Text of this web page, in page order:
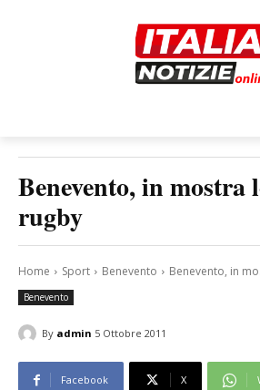
Benevento, in mostra
rugby
Home Sport Benevento Benevento, in
Benevento
By admin 5 Ottobre 2011
Facebook X